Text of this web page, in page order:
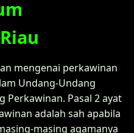
mengenai perkawinan
Undang-Undang
Perkawinan. Pasal 2 ayat
adalah sah apabila
masing agamanya